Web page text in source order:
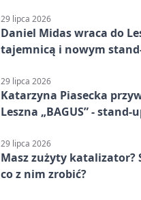
29 lipca 2026
Daniel Midas wraca do
tajemnicą i nowym
29 lipca 2026
Katarzyna Piasecka
Leszna „BAGUS” - stand-
29 lipca 2026
Masz zużyty katalizator?
co z nim zrobić?